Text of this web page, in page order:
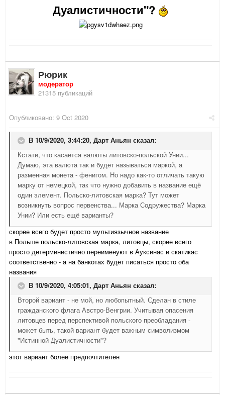
Дуалистичности"?
Рюрик
модератор
21315 публикаций
Опубликовано: 9 Oct 2020
В 10/9/2020, 3:44:20, Дарт Аньян сказал:
Кстати, что касается валюты литовско-польской Унии...
Думаю, эта валюта так и будет называться маркой, а
разменная монета - фенигом. Но надо как-то отличать такую
марку от немецкой, так что нужно добавить в название ещё
один элемент. Польско-литовская марка? Тут может
возникнуть вопрос первенства... Марка Содружества? Марка
Унии? Или есть ещё варианты?
скорее всего будет просто мультиязычное название
в Польше польско-литовская марка, литовцы, скорее всего
просто детерминистично переименуют в Ауксинас и скатикас
соответственно - а на банкотах будет писаться просто оба
названия
В 10/9/2020, 4:05:01, Дарт Аньян сказал:
Второй вариант - не мой, но любопытный. Сделан в стиле
гражданского флага Австро-Венгрии. Учитывая опасения
литовцев перед перспективой польского преобладания -
может быть, такой вариант будет важным символизмом
"Истинной Дуалистичности"?
этот вариант более предпочтителен